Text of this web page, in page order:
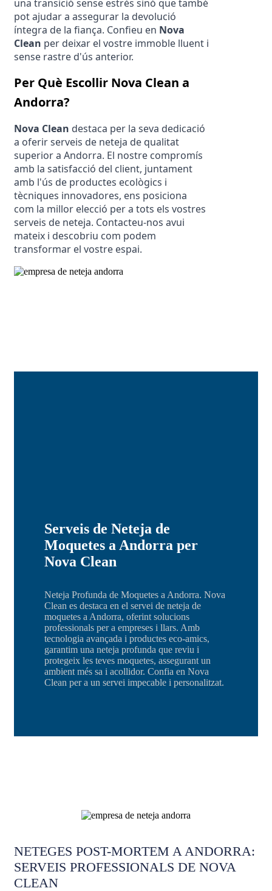
una transició sense estrès sinó que també
pot ajudar a assegurar la devolució
íntegra de la fiança. Confieu en Nova
Clean per deixar el vostre immoble lluent i
sense rastre d'ús anterior.
Per Què Escollir Nova Clean a
Andorra?
Nova Clean destaca per la seva dedicació
a oferir serveis de neteja de qualitat
superior a Andorra. El nostre compromís
amb la satisfacció del client, juntament
amb l'ús de productes ecològics i
tècniques innovadores, ens posiciona
com la millor elecció per a tots els vostres
serveis de neteja. Contacteu-nos avui
mateix i descobriu com podem
transformar el vostre espai.
Serveis de Neteja de
Moquetes a Andorra per
Nova Clean
Neteja Profunda de Moquetes a Andorra. Nova
Clean es destaca en el servei de neteja de
moquetes a Andorra, oferint solucions
professionals per a empreses i llars. Amb
tecnologia avançada i productes eco-amics,
garantim una neteja profunda que reviu i
protegeix les teves moquetes, assegurant un
ambient més sa i acollidor. Confia en Nova
Clean per a un servei impecable i personalitzat.
NETEGES POST-MORTEM A ANDORRA:
SERVEIS PROFESSIONALS DE NOVA
CLEAN